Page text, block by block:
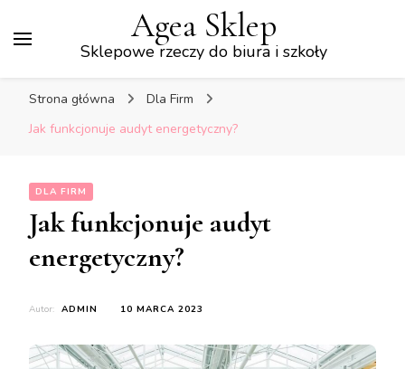
Agea Sklep
Sklepowe rzeczy do biura i szkoły
Strona główna
Dla Firm
Jak funkcjonuje audyt energetyczny?
DLA FIRM
Jak funkcjonuje audyt
energetyczny?
Autor: ADMIN 10 MARCA 2023